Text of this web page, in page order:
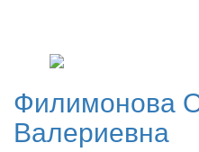
Филимонова
Валериевна